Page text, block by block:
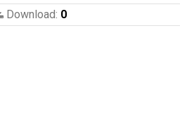
Download: 0